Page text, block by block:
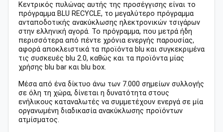
Κεντρικός πυλώνας αυτής της προσέγγισης είναι το
πρόγραμμα BLU RECYCLE, το μεγαλύτερο πρόγραμμα
ανταποδοτικής ανακύκλωσης ηλεκτρονικών τσιγάρων
στην ελληνική αγορά. Το πρόγραμμα, που μετρά ήδη
περισσότερα από πέντε χρόνια ενεργής παρουσίας,
αφορά αποκλειστικά τα προϊόντα blu και συγκεκριμένα
τις συσκευές blu 2.0, καθώς και τα προϊόντα μίας
χρήσης blu bar και blu box.
Μέσα από ένα δίκτυο άνω των 7.000 σημείων συλλογής
σε όλη τη χώρα, δίνεται η δυνατότητα στους
ενήλικους καταναλωτές να συμμετέχουν ενεργά σε μία
οργανωμένη διαδικασία ανακύκλωσης προϊόντων
ατμίσματος.